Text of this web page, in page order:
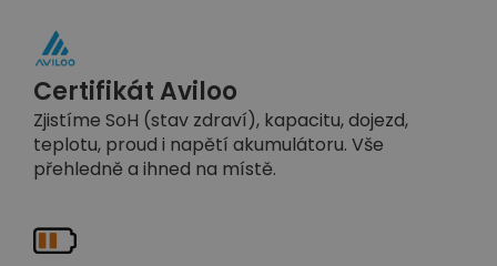
Certifikát Aviloo
Zjistíme SoH (stav zdraví), kapacitu, dojezd,
teplotu, proud i napětí akumulátoru. Vše
přehledně a ihned na místě.